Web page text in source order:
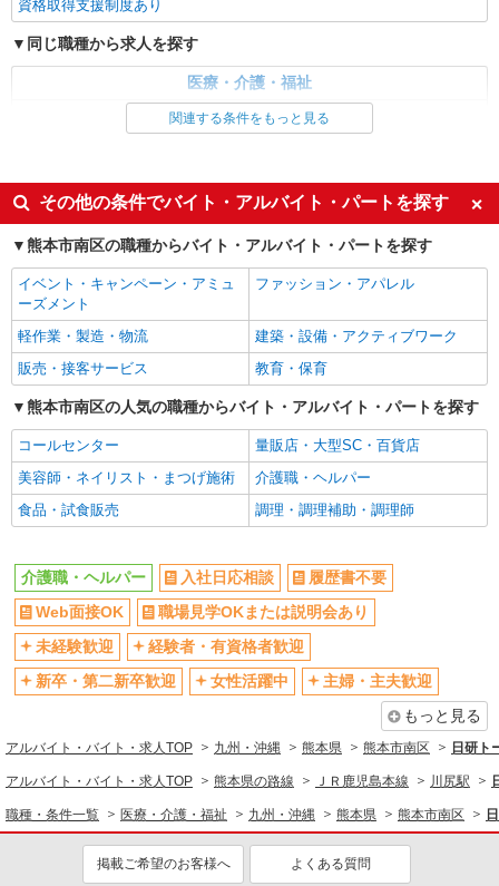
キープ
派遣社員
株式会社kotrio /●KM-H-1894815
＜熊本市南区＞サ高住スタッフ＊教育体制充実
◎30代・40代活躍中
熊本市南区
キープ 詳細を見る
派遣社員
株式会社kotrio /●KM-H-2067469
いつもの家事がお仕事に！？少人数の福祉施設
で日常サポート！
時給1450円〜2062円 ＜日払い有/週払い有/交
通費全支給(ガソリン代含む)＞
キープ 詳細を見る
株式会社kotrio /●KM-H-2094017
＼健康的に働こう／利用者さんと一緒に体操や
リハビリサポート等
時給1450円〜2062円 ＜日払い有/週払い有/交
通費全支給(ガソリン代含む)＞
熊本市南区
キープ 詳細を見る
派遣社員
株式会社kotrio /●KM-H-2051164
タイパ最強！希望の働き方が叶う有料住宅のス
タッフ★＠熊本市南区
資格取得支援制度あり
同じ職種から求人を探す
医療・介護・福祉
未経験歓迎
ミドル（40代～）活躍中
週2～3日勤務OK
深夜
交通費支給
社会保険あり
関連する条件をもっと見る
その他の条件でバイト・アルバイト・パートを探す
熊本市南区の職種からバイト・アルバイト・パートを探す
イベント・キャンペーン・アミュ
ーズメント
ファッション・アパレル
軽作業・製造・物流
建築・設備・アクティブワーク
販売・接客サービス
教育・保育
熊本市南区の人気の職種からバイト・アルバイト・パートを探す
コールセンター
量販店・大型SC・百貨店
美容師・ネイリスト・まつげ施術
介護職・ヘルパー
食品・試食販売
調理・調理補助・調理師
介護職・ヘルパー 入社日応相談
履歴書不要
Web面接OK
職場見学OKまたは説明会あり
未経験歓迎
経験者・有資格者歓迎
新卒・第二新卒歓迎
女性活躍中
主婦・主夫歓迎
もっと見る
アルバイト・バイト・求人TOP 九州・沖縄 熊本県 熊本市南区 日研ト
アルバイト・バイト・求人TOP 熊本県の路線 ＪＲ鹿児島本線 川尻駅
職種・条件一覧 医療・介護・福祉 九州・沖縄 熊本県 熊本市南区
掲載ご希望のお客様へ よくある質問